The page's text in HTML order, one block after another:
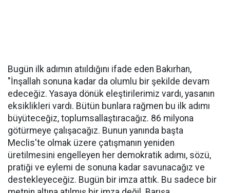
Bugün ilk adımın atııldığını ifade eden Bakırhan,
"İnşallah sonuna kadar da olumlu bir şekilde devam
edeceğiz. Yasaya dönük eleştirilerimiz vardı, yasanın
eksiklikleri vardı. Bütün bunlara rağmen bu ilk adımı
büyüteceğiz, toplumsallaştıracağız. 86 milyona
götürmeye çalışacağız. Bunun yanında başta
Meclis'te olmak üzere çatışmanın yeniden
üretilmesini engelleyen her demokratik adımı, sözü,
pratiği ve eylemi de sonuna kadar savunacağız ve
destekleyeceğiz. Bugün bir imza attık. Bu sadece bir